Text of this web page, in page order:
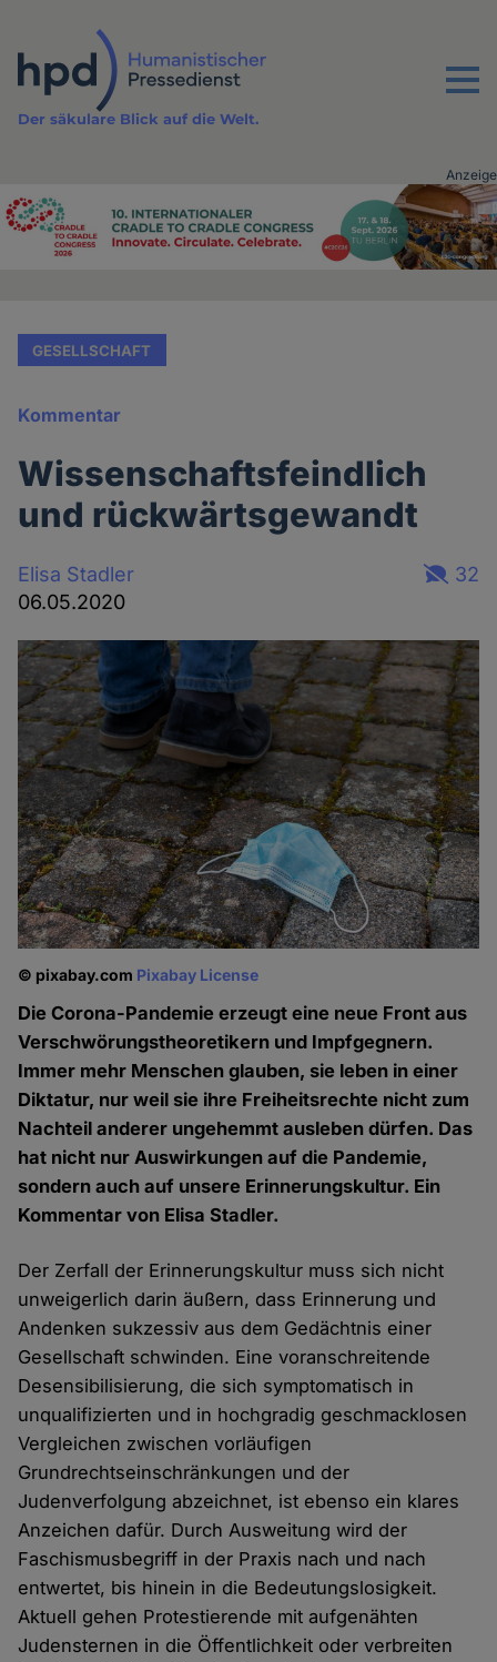
Inhalt
Menu
Der säkulare Blick auf die Welt.
Advertising
Anzeige
GESELLSCHAFT
Kommentar
Wissenschaftsfeindlich
und rückwärtsgewandt
Elisa Stadler
06.05.2020
32
© pixabay.com Pixabay License
Die Corona-Pandemie erzeugt eine neue Front aus
Verschwörungstheoretikern und Impfgegnern.
Immer mehr Menschen glauben, sie leben in einer
Diktatur, nur weil sie ihre Freiheitsrechte nicht zum
Nachteil anderer ungehemmt ausleben dürfen. Das
hat nicht nur Auswirkungen auf die Pandemie,
sondern auch auf unsere Erinnerungskultur. Ein
Kommentar von Elisa Stadler.
Der Zerfall der Erinnerungskultur muss sich nicht
unweigerlich darin äußern, dass Erinnerung und
Andenken sukzessiv aus dem Gedächtnis einer
Gesellschaft schwinden. Eine voranschreitende
Desensibilisierung, die sich symptomatisch in
unqualifizierten und in hochgradig geschmacklosen
Vergleichen zwischen vorläufigen
Grundrechtseinschränkungen und der
Judenverfolgung abzeichnet, ist ebenso ein klares
Anzeichen dafür. Durch Ausweitung wird der
Faschismusbegriff in der Praxis nach und nach
entwertet, bis hinein in die Bedeutungslosigkeit.
Aktuell gehen Protestierende mit aufgenähten
Judensternen in die Öffentlichkeit oder verbreiten